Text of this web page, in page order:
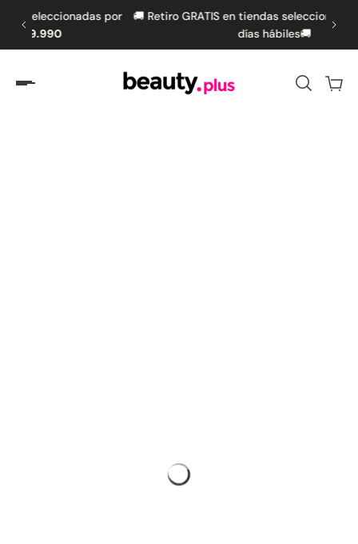
al contenido
por
🚚 Retiro GRATIS en tiendas seleccionadas en hasta 5
días hábiles🚚